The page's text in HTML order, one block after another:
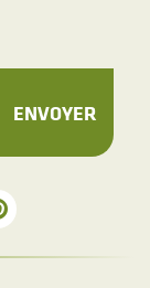
ENVOYER